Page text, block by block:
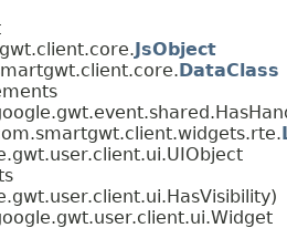
JsObject
DataClass